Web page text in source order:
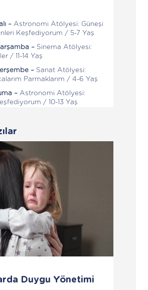
– Astronomi Atölyesi: Güneşi
Keşfediyorum / 5-7 Yaş
– Sinema Atölyesi:
/ 11-14 Yaş
– Sanat Atölyesi:
Parmaklarım / 4-6 Yaş
– Astronomi Atölyesi:
/ 10-13 Yaş
Duygu Yönetimi